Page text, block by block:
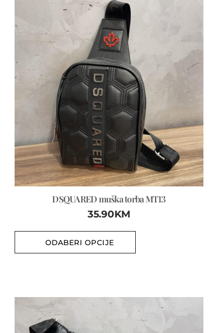
DSQUARED muška torba MT13
35.90KM
ODABERI OPCIJE